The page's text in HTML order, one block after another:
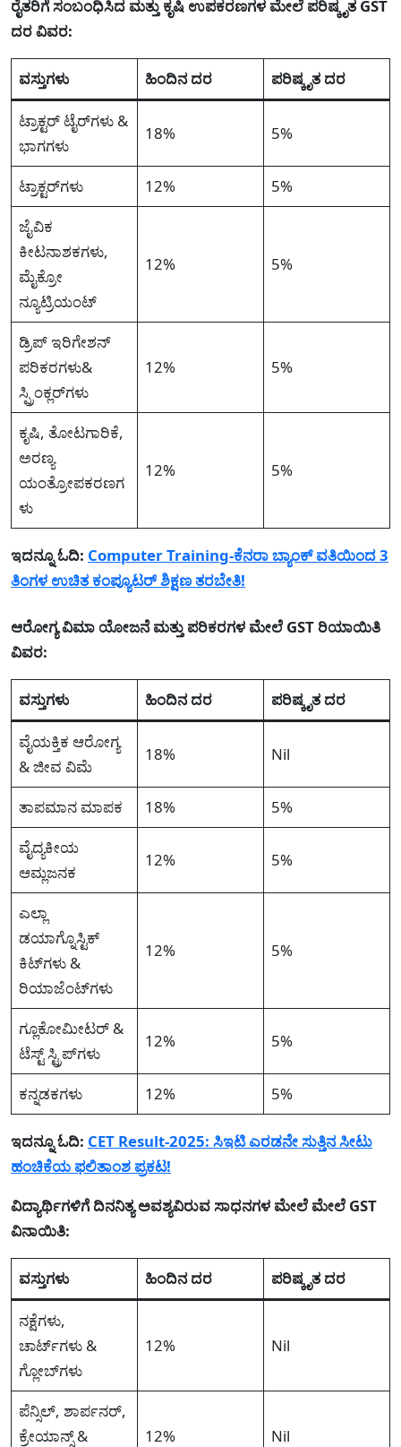
ರೈತರಿಗೆ ಸಂಬಂಧಿಸಿದ ಮತ್ತು ಕೃಷಿ ಉಪಕರಣಗಳ ಮೇಲೆ ಪರಿಷ್ಕೃತ GST
ದರ ವಿವರ:
ವಸ್ತುಗಳು ಹಿಂದಿನ ದರ ಪರಿಷ್ಕೃತ ದರ
ಟ್ರಾಕ್ಟರ್ ಟೈರ್‌ಗಳು &
ಭಾಗಗಳು
18% 5%
ಟ್ರಾಕ್ಟರ್‌ಗಳು 12%
5%
ಜೈವಿಕ
ಕೀಟನಾಶಕಗಳು,
ಮೈಕ್ರೋ
ನ್ಯೂಟ್ರಿಯಂಟ್
12% 5%
ಡ್ರಿಪ್ ಇರಿಗೇಶನ್
ಪರಿಕರಗಳು&
ಸ್ಪ್ರಿಂಕ್ಲರ್‌ಗಳು
12% 5%
ಕೃಷಿ, ತೋಟಗಾರಿಕೆ,
ಅರಣ್ಯ
ಯಂತ್ರೋಪಕರಣಗ
ಳು
12% 5%
ಇದನ್ನೂ ಓದಿ: Computer Training-ಕೆನರಾ ಬ್ಯಾಂಕ್ ವತಿಯಿಂದ 3
ತಿಂಗಳ ಉಚಿತ ಕಂಪ್ಯೂಟರ್ ಶಿಕ್ಷಣ ತರಬೇತಿ!
ಆರೋಗ್ಯ ವಿಮಾ ಯೋಜನೆ ಮತ್ತು ಪರಿಕರಗಳ ಮೇಲೆ GST ರಿಯಾಯಿತಿ
ವಿವರ:
ವಸ್ತುಗಳು ಹಿಂದಿನ ದರ ಪರಿಷ್ಕೃತ ದರ
ವೈಯಕ್ತಿಕ ಆರೋಗ್ಯ
& ಜೀವ ವಿಮೆ
18% Nil
ತಾಪಮಾನ ಮಾಪಕ 18%
5%
ವೈದ್ಯಕೀಯ
ಆಮ್ಲಜನಕ
12% 5%
ಎಲ್ಲಾ
ಡಯಾಗ್ನೊಸ್ಟಿಕ್
ಕಿಟ್‌ಗಳು &
ರಿಯಾಜೆಂಟ್‌ಗಳು
12% 5%
ಗ್ಲೂಕೋಮೀಟರ್ &
ಟೆಸ್ಟ್ ಸ್ಟ್ರಿಪ್‌ಗಳು
12% 5%
ಕನ್ನಡಕಗಳು 12% 5%
ಇದನ್ನೂ ಓದಿ: CET Result-2025: ಸಿಇಟಿ ಎರಡನೇ ಸುತ್ತಿನ ಸೀಟು
ಹಂಚಿಕೆಯ ಫಲಿತಾಂಶ ಪ್ರಕಟ!
ವಿದ್ಯಾರ್ಥಿಗಳಿಗೆ ದಿನನಿತ್ಯ ಅವಶ್ಯವಿರುವ ಸಾಧನಗಳ ಮೇಲೆ ಮೇಲೆ GST
ವಿನಾಯಿತಿ:
ವಸ್ತುಗಳು ಹಿಂದಿನ ದರ ಪರಿಷ್ಕೃತ ದರ
ನಕ್ಷೆಗಳು,
ಚಾರ್ಟ್‌ಗಳು &
ಗ್ಲೋಬ್‌ಗಳು
12% Nil
ಪೆನ್ಸಿಲ್, ಶಾರ್ಪನರ್,
ಕ್ರೇಯಾನ್ಸ್ &
12% Nil